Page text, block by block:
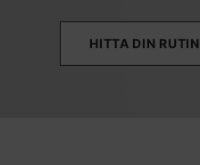
HITTA DIN RUTIN